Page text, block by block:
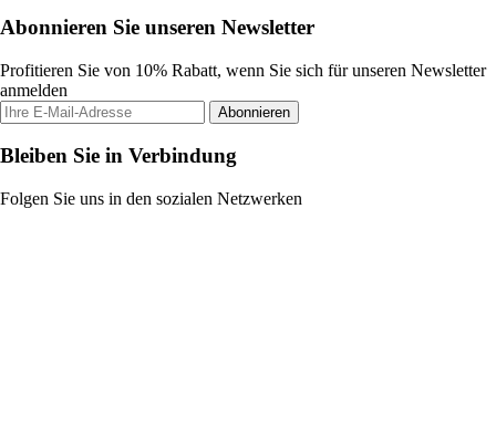
Abonnieren Sie unseren Newsletter
Profitieren Sie von 10% Rabatt, wenn Sie sich für unseren Newsletter
anmelden
Abonnieren
Bleiben Sie in Verbindung
Folgen Sie uns in den sozialen Netzwerken